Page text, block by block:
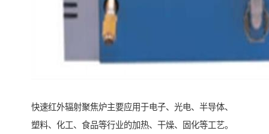
快速红外辐射聚焦炉主要应用于电子、光电、半导体、
塑料、化工、食品等行业的加热、干燥、固化等工艺。